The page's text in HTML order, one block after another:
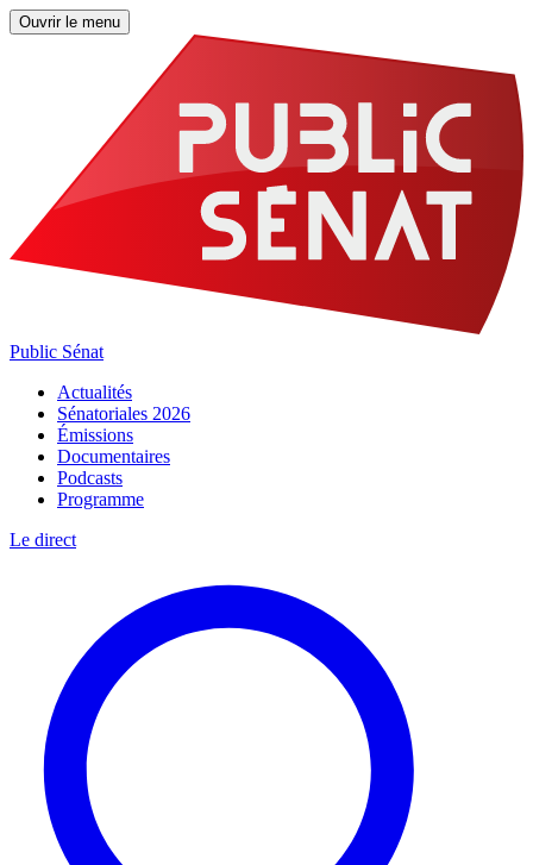
Ouvrir le menu
Public Sénat
Actualités
Sénatoriales 2026
Émissions
Documentaires
Podcasts
Programme
Le direct